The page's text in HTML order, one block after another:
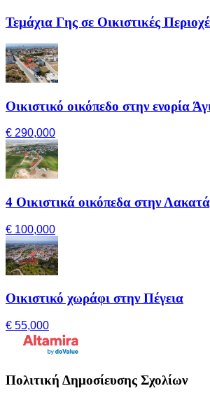
Τεμάχια Γης σε Οικιστικές
Οικιστικό οικόπεδο στην ενορία
€ 290,000
4 Οικιστικά οικόπεδα στην
€ 100,000
Οικιστικό χωράφι στην Πέγεια
€ 55,000
Πολιτική Δημοσίευσης Σχολίων